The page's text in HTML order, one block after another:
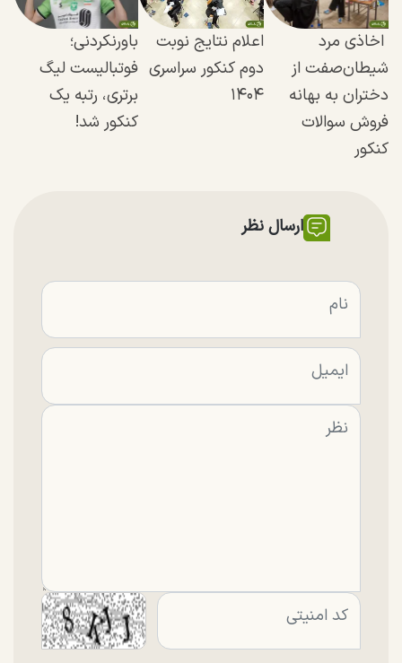
اخاذی مرد
شیطان‌صفت از
دختران به بهانه
فروش سوالات
کنکور
اعلام نتایج نوبت
دوم کنکور سراسری
۱۴۰۴
باورنکردنی؛
فوتبالیست لیگ
برتری، رتبه یک
کنکور شد!
ارسال نظر